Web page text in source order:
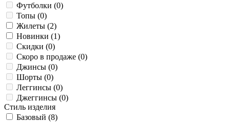
Футболки (0)
Топы (0)
Жилеты (2)
Новинки (1)
Скидки (0)
Скоро в продаже (0)
Джинсы (0)
Шорты (0)
Леггинсы (0)
Джеггинсы (0)
Стиль изделия
Базовый (8)